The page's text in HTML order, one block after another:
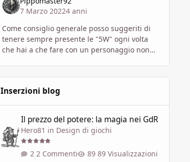
delle traduzioni proprio su D'L per un
remix/revamping dell'avve
7 Marzo 20224 anni
Come consiglio generale posso suggeriti di
tenere sempre presente le "5W" ogni volta
che hai a che fare con un personaggio non
Inserzioni blog
Il prezzo del potere: la magia nei GdR
Hero81 in Design di giochi
2 Commenti 89 Visualizzazioni